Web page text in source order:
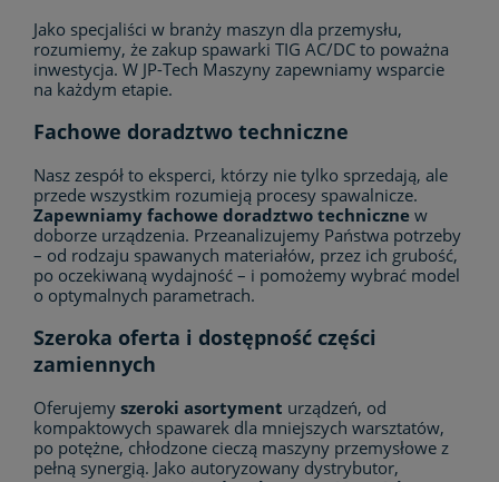
Jako specjaliści w branży maszyn dla przemysłu,
rozumiemy, że zakup spawarki TIG AC/DC to poważna
inwestycja. W JP-Tech Maszyny zapewniamy wsparcie
na każdym etapie.
Fachowe doradztwo techniczne
Nasz zespół to eksperci, którzy nie tylko sprzedają, ale
przede wszystkim rozumieją procesy spawalnicze.
Zapewniamy fachowe doradztwo techniczne w
doborze urządzenia. Przeanalizujemy Państwa potrzeby
– od rodzaju spawanych materiałów, przez ich grubość,
po oczekiwaną wydajność – i pomożemy wybrać model
o optymalnych parametrach.
Szeroka oferta i dostępność części
zamiennych
Oferujemy szeroki asortyment urządzeń, od
kompaktowych spawarek dla mniejszych warsztatów,
po potężne, chłodzone cieczą maszyny przemysłowe z
pełną synergią. Jako autoryzowany dystrybutor,